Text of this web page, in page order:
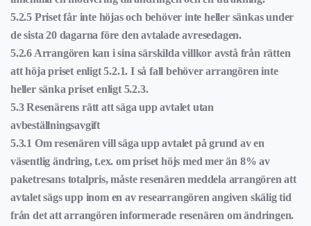
5.2.5 Priset får inte höjas och behöver inte heller sänkas under
de sista 20 dagarna före den avtalade avresedagen.
5.2.6 Arrangören kan i sina särskilda villkor avstå från rätten
att höja priset enligt 5.2.1. I så fall behöver arrangören inte
heller sänka priset enligt 5.2.3.
5.3 Resenärens rätt att säga upp avtalet utan
avbeställningsavgift
5.3.1 Om resenären vill säga upp avtalet på grund av en
väsentlig ändring, t.ex. om priset höjs med mer än 8% av
paketresans totalpris, måste resenären meddela arrangören att
avtalet sägs upp inom en av researrangören angiven skälig tid
från det att arrangören informerade resenären om ändringen.